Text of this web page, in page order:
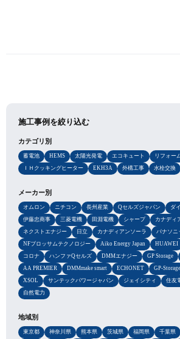
施工事例を絞り込む
カテゴリ別
蓄電池 HEMS 太陽光発電 エコキュート リフォー
ＩＨクッキングヒーター
EKH3A 外構工事 水栓交換
メーカー別
オムロン ニチコン 長州産業 Qセルズジャパン
ダ
伊藤忠商事
三菱電機 田淵電機 シャープ
カナディ
ネクストエナジー
日立 カナディアンソーラ
パナソニ
NFブロッサムテクノロジー
Aiko Energy Japan HUAWEI
コロナ
ハンファQセルズ DMMエナジー GP Storage
AA PREMIER
DMMmake smart ECHONET GP-Storage
XSOL
サンテックパワージャパン ジェイシティ 住友
自然電力
地域別
東京都 神奈川県 熊本県 茨城県 福岡県 千葉県